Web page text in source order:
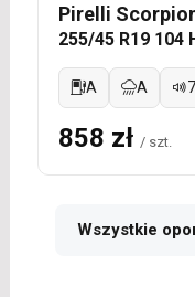
Pirelli
255/45 R19 104
A A
858 zł / szt.
Wszystkie